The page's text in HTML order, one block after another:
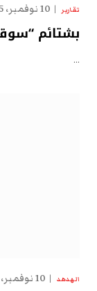
تقارير 10 نوفمبر، 2025
بشتائم
…
الهدهد 10 نوفمبر، 2025